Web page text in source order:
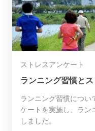
ストレスアンケート
ランニング習慣と
ランニング習慣につい
ケートを実施し、ラン
しました。